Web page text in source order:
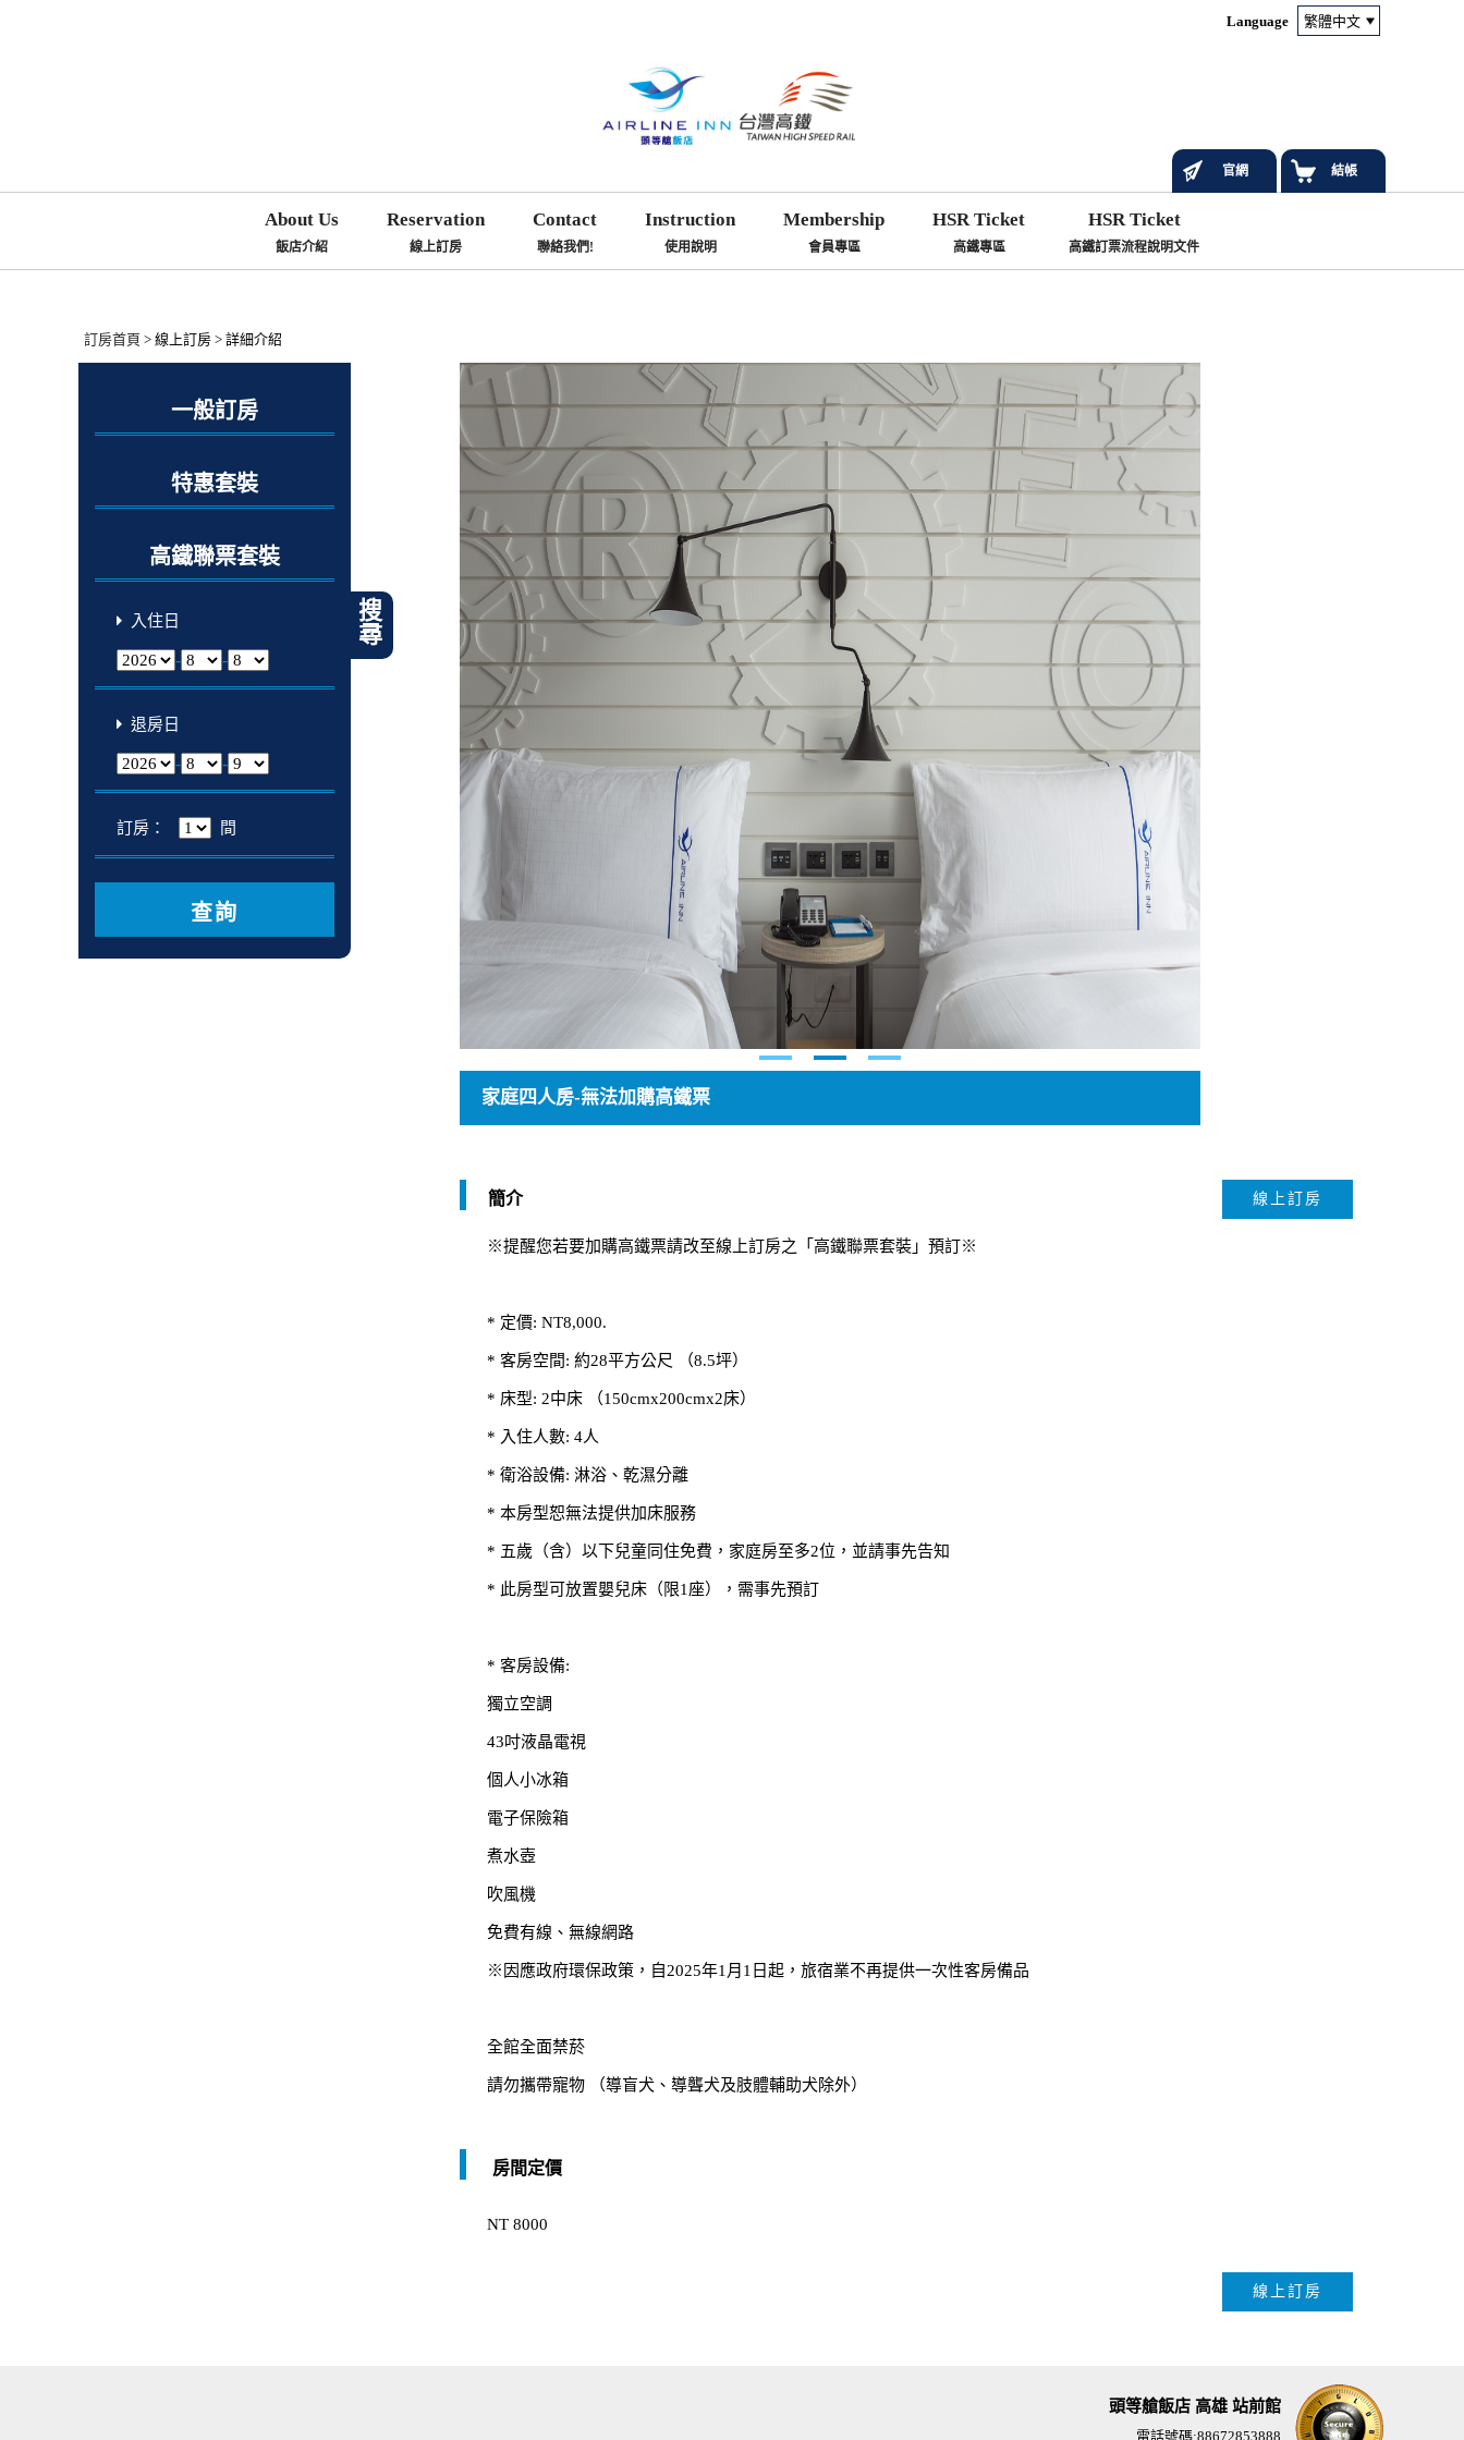
Language
About Us
飯店介紹
Reservation
線上訂房
Contact
聯絡我們!
Instruction
使用說明
Membership
會員專區
HSR Ticket
高鐵專區
HSR Ticket
高鐵訂票流程說明文件
官網 結帳
訂房首頁 > 線上訂房 > 詳細介紹
一般訂房
特惠套裝
高鐵聯票套裝
搜尋
入住日
- -
退房日
- -
訂房： 間
家庭四人房-無法加購高鐵票
線上訂房
簡介
※提醒您若要加購高鐵票請改至線上訂房之「高鐵聯票套裝」預訂※
* 定價: NT8,000.
* 客房空間: 約28平方公尺 （8.5坪）
* 床型: 2中床 （150cmx200cmx2床）
* 入住人數: 4人
* 衛浴設備: 淋浴、乾濕分離
* 本房型恕無法提供加床服務
* 五歲（含）以下兒童同住免費，家庭房至多2位，並請事先告知
* 此房型可放置嬰兒床（限1座），需事先預訂
* 客房設備:
獨立空調
43吋液晶電視
個人小冰箱
電子保險箱
煮水壺
吹風機
免費有線、無線網路
※因應政府環保政策，自2025年1月1日起，旅宿業不再提供一次性客房備品
全館全面禁菸
請勿攜帶寵物 （導盲犬、導聾犬及肢體輔助犬除外）
房間定價
NT 8000
線上訂房
頭等艙飯店 高雄 站前館
電話號碼:88672853888